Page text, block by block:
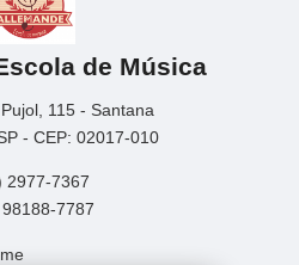
de Música
115 - Santana
- CEP: 02017-010
2977-7367
7787